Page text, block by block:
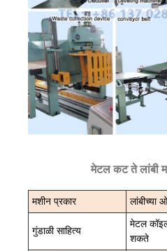
मेटल कट ते लांबी
मशीन प्रकार
गुंडाळी साहित्य
मेटल
शकते